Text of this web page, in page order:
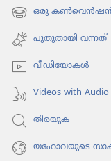
പേജ്
തുറക്കുക)
ഒരു
(പുതിയ
പേജ്
തുറക്കുക)
പുതുതായി വന്നത്‌
വീഡി​യോ​കൾ
Videos with
തിരയുക
യഹോവയുടെ